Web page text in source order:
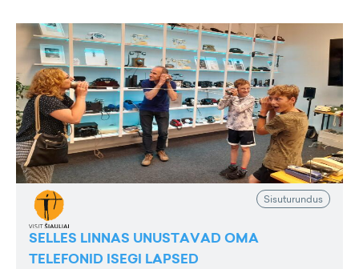
Sisuturundus
SELLES LINNAS UNUSTAVAD OMA
TELEFONID ISEGI LAPSED